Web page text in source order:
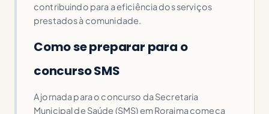
contribuindo para a eficiência dos serviços
prestados à comunidade.
Como se preparar para o
concurso SMS
A jornada para o concurso da Secretaria
Municipal de Saúde (SMS) em Roraima começa